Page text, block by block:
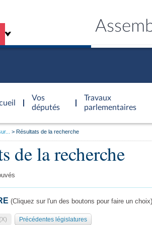
Vos
députés
Travaux
parlementaires
Résultats de la recherche
de la recherche
(Cliquez sur l'un des boutons pour faire un choix)
Précédentes législatures